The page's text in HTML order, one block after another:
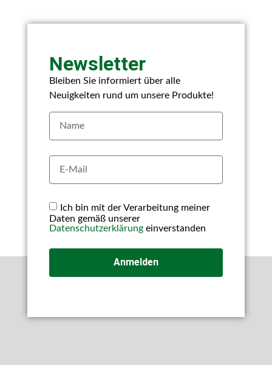
Newsletter
Bleiben Sie informiert über alle
Neuigkeiten rund um unsere Produkte!
Ich bin mit der Verarbeitung meiner
Daten gemäß unserer
Datenschutzerklärungeinverstanden
Anmelden